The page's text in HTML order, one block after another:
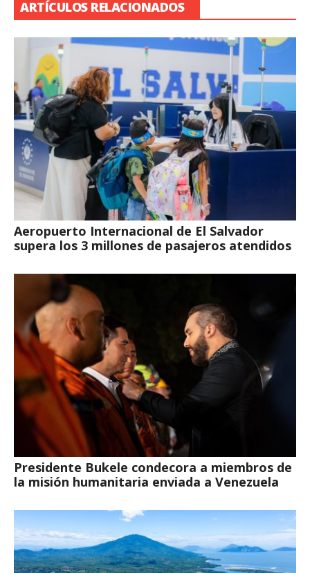
ARTÍCULOS RELACIONADOS
Aeropuerto Internacional de El Salvador
supera los 3 millones de pasajeros atendidos
Presidente Bukele condecora a miembros de
la misión humanitaria enviada a Venezuela